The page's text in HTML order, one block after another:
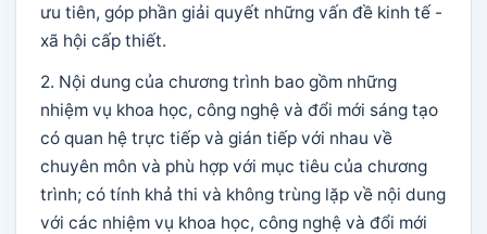
ưu tiên, góp phần giải quyết những vấn đề kinh tế -
xã hội cấp thiết.
2. Nội dung của chương trình bao gồm những
nhiệm vụ khoa học, công nghệ và đổi mới sáng tạo
có quan hệ trực tiếp và gián tiếp với nhau về
chuyên môn và phù hợp với mục tiêu của chương
trình; có tính khả thi và không trùng lặp về nội dung
với các nhiệm vụ khoa học, công nghệ và đổi mới